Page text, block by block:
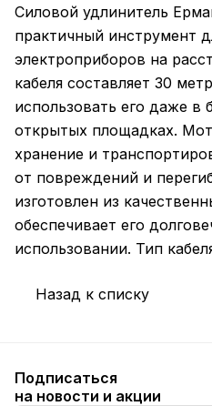
Силовой удлинитель
практичный инструмент
электроприборов на
кабеля составляет 30
использовать его даже
открытых площадках.
хранение и
от повреждений и
изготовлен из
обеспечивает его
использовании. Тип
Назад к списку
Подписаться
на новости и акции